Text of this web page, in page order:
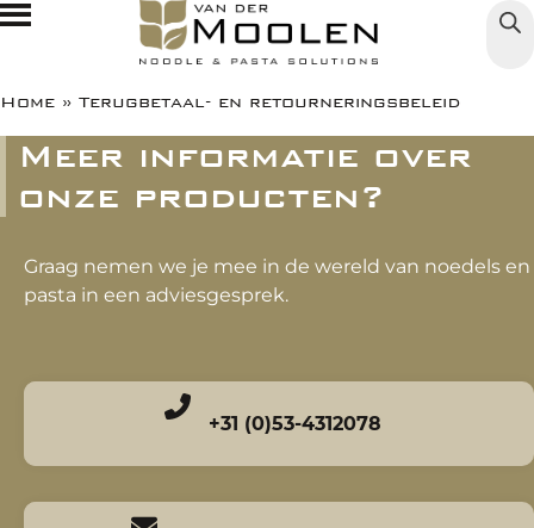
Producten
Noedels
Rijst
Markten
Foodservice
Nieuws
Jobs
Home » Terugbetaal- en retourneringsbeleid
Meer informatie over
onze producten?
Graag nemen we je mee in de wereld van noedels en
pasta in een adviesgesprek.
+31 (0)53-4312078